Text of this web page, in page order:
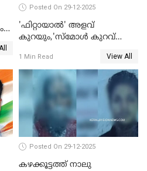
Posted On 29-12-2025
'ഫിറ്റായാൽ' അളവ്
കുറയും,'സ്‌മോൾ കുറവ്
പിഴ
1 Min Read View All
Posted On 29-12-2025
കഴക്കൂട്ടത്ത് നാലു